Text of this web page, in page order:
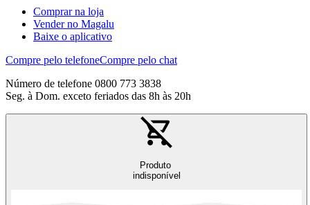
Comprar na loja
Vender no Magalu
Baixe o aplicativo
Compre pelo telefoneCompre pelo chat
Número de telefone 0800 773 3838
Seg. à Dom. exceto feriados das 8h às 20h
Produto
indisponível